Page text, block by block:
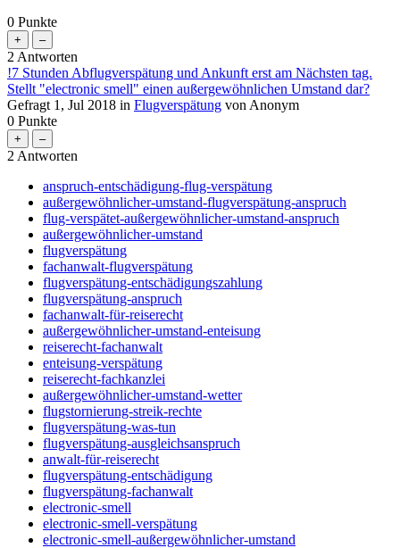
0 Punkte
2 Antworten
!7 Stunden Abflugverspätung und Ankunft erst am Nächsten tag.
Stellt "electronic smell" einen außergewöhnlichen Umstand dar?
Gefragt 1, Jul 2018 in Flugverspätung von Anonym
0 Punkte
2 Antworten
anspruch-entschädigung-flug-verspätung
außergewöhnlicher-umstand-flugverspätung-anspruch
flug-verspätet-außergewöhnlicher-umstand-anspruch
außergewöhnlicher-umstand
flugverspätung
fachanwalt-flugverspätung
flugverspätung-entschädigungszahlung
flugverspätung-anspruch
fachanwalt-für-reiserecht
außergewöhnlicher-umstand-enteisung
reiserecht-fachanwalt
enteisung-verspätung
reiserecht-fachkanzlei
außergewöhnlicher-umstand-wetter
flugstornierung-streik-rechte
flugverspätung-was-tun
flugverspätung-ausgleichsanspruch
anwalt-für-reiserecht
flugverspätung-entschädigung
flugverspätung-fachanwalt
electronic-smell
electronic-smell-verspätung
electronic-smell-außergewöhnlicher-umstand